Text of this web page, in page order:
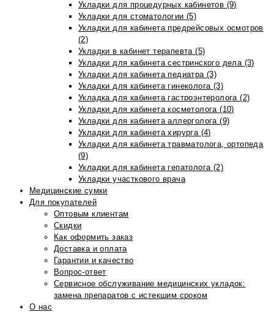
Укладки для процедурных кабинетов (9)
Укладки для стоматологии (5)
Укладки для кабинета предрейсовых осмотров
(2)
Укладки в кабинет терапевта (5)
Укладки для кабинета сестринского дела (3)
Укладки для кабинета педиатра (3)
Укладки для кабинета гинеколога (3)
Укладка для кабинета гастроэнтеролога (2)
Укладки для кабинета косметолога (10)
Укладки для кабинета аллерголога (9)
Укладки для кабинета хирурга (4)
Укладки для кабинета травматолога, ортопеда
(9)
Укладки для кабинета гепатолога (2)
Укладки участкового врача
Медицинские сумки
Для покупателей
Оптовым клиентам
Скидки
Как оформить заказ
Доставка и оплата
Гарантии и качество
Вопрос-ответ
Сервисное обслуживание медицинских укладок:
замена препаратов с истекшим сроком
О нас